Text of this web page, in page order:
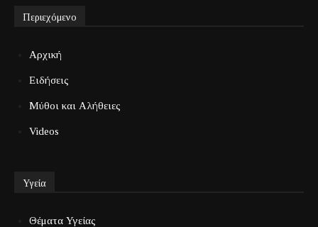
Περιεχόμενο
Αρχική
Ειδήσεις
Μύθοι και Αλήθειες
Videos
Υγεία
Θέματα Υγείας